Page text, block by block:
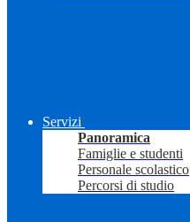
Servizi
Panoramica
Famiglie e studenti
Personale scolastico
Percorsi di studio